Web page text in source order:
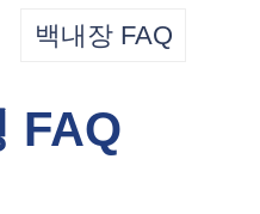
백내장 FAQ
FAQ